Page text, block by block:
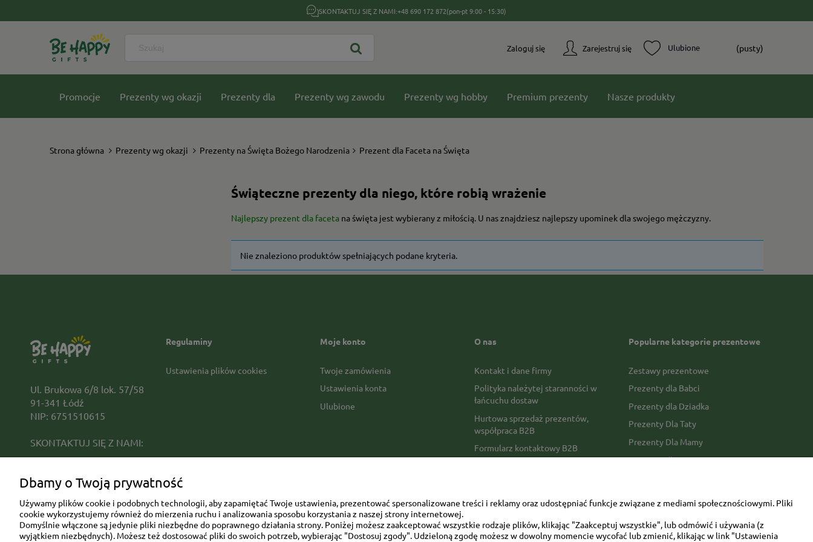
SKONTAKTUJ SIĘ Z NAMI:+48 690 172 872(pon-pt 9:00 - 15:30)
Zarejestruj się
Zaloguj się (pusty)
Promocje Prezenty wg okazji Prezenty dla Prezenty wg zawodu Prezenty wg hobby Premium prezenty Nasze produkty
Strona główna Prezenty wg okazji Prezenty na Święta Bożego Narodzenia Prezent dla Faceta na Święta
Świąteczne prezenty dla niego, które robią wrażenie
Najlepszy prezent dla faceta na święta jest wybierany z miłością. U nas znajdziesz najlepszy upominek dla swojego mężczyzny.
Nie znaleziono produktów spełniających podane kryteria.
Regulaminy
Ustawienia plików cookies
Moje konto
Twoje zamówienia
Ustawienia konta
Ulubione
O nas
Kontakt i dane firmy
Polityka należytej staranności w
łańcuchu dostaw
Hurtowa sprzedaż prezentów,
współpraca B2B
Formularz kontaktowy B2B
Czas i koszty dostawy
Opinie Trustmate
Mapa kategorii
Popularne kategorie prezentowe
Zestawy prezentowe
Prezenty dla Babci
Prezenty dla Dziadka
Prezenty Dla Taty
Prezenty Dla Mamy
Prezenty dla Faceta
Urodziny/imieniny
Ul. Brukowa 6/8 lok. 57/58
91-341 Łódź
NIP: 6751510615
SKONTAKTUJ SIĘ Z NAMI:
+48 690 172 872
Dbamy o Twoją prywatność
Używamy plików cookie i podobnych technologii, aby zapamiętać Twoje ustawienia, prezentować spersonalizowane treści i reklamy oraz udostępniać funkcje związane z mediami społecznościowymi. Pliki
cookie wykorzystujemy również do mierzenia ruchu i analizowania sposobu korzystania z naszej strony internetowej.
Domyślnie włączone są jedynie pliki niezbędne do poprawnego działania strony. Poniżej możesz zaakceptować wszystkie rodzaje plików, klikając "Zaakceptuj wszystkie", lub odmówić i używania (z
wyjątkiem niezbędnych). Możesz też dostosować pliki do swoich potrzeb, wybierając "Dostosuj zgody". Udzieloną zgodę możesz w dowolny momencie wycofać lub zmienić, klikając w link "Ustawienia